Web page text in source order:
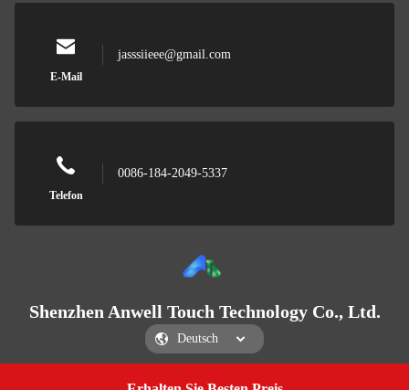
E-Mail
jasssiieee@gmail.com
Telefon
0086-184-2049-5337
Shenzhen Anwell Touch Technology Co., Ltd.